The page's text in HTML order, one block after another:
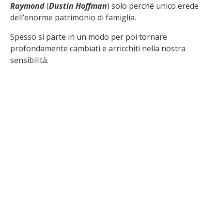
Raymond(Dustin Hoffman) solo perché unico erede
dell’enorme patrimonio di famiglia.
Spesso si parte in un modo per poi tornare
profondamente cambiati e arricchiti nella nostra
sensibilità.